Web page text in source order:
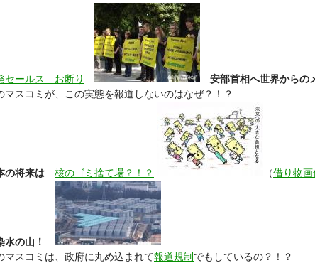
セールス お断り
安部首相へ世界からの
マスコミが、この実態を報道しないのはなぜ？！？
の将来は 核のゴミ捨て場？！？ （借り物画
水の山！
マスコミは、政府に丸め込まれて報道規制 でもしているの？！？